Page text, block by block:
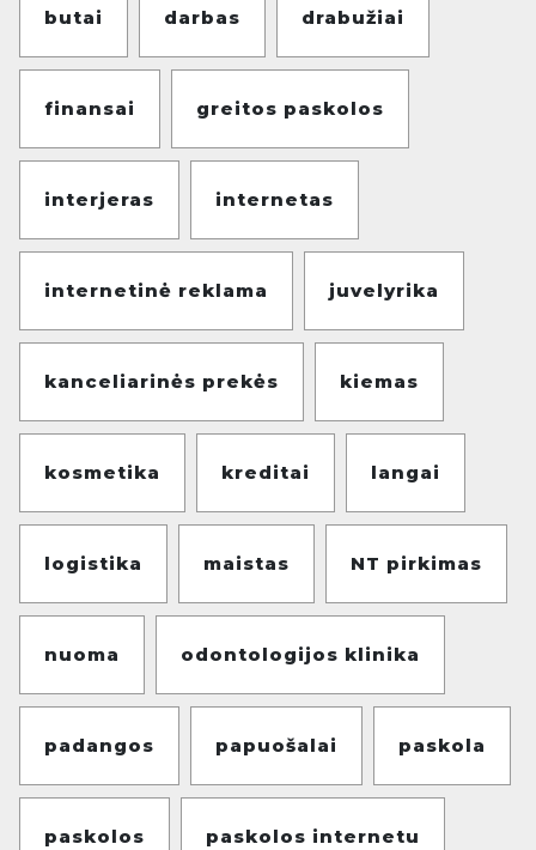
butai darbas drabužiai
finansai greitos paskolos
interjeras internetas
internetinė reklama juvelyrika
kanceliarinės prekės kiemas
kosmetika kreditai langai
logistika maistas NT pirkimas
nuoma odontologijos klinika
padangos papuošalai paskola
paskolos paskolos internetu